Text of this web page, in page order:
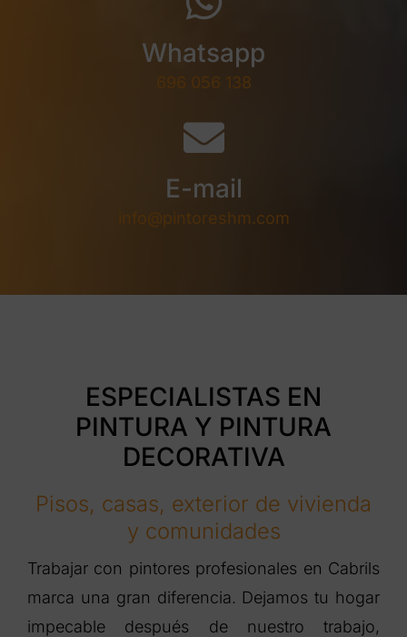
Whatsapp
696 056 138
E-mail
info@pintoreshm.com
ESPECIALISTAS EN
PINTURA Y PINTURA
DECORATIVA
Pisos, casas, exterior de vivienda
y comunidades
Trabajar con pintores profesionales en Cabrils
marca una gran diferencia. Dejamos tu hogar
impecable después de nuestro trabajo,